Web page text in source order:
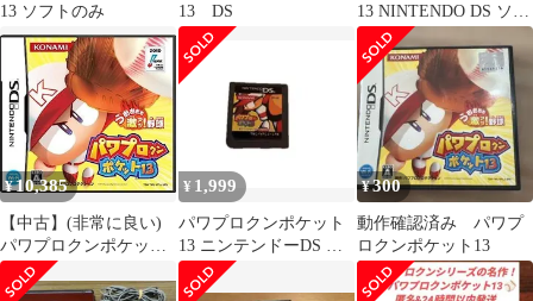
13 ソフトのみ
13 DS
13 NINTENDO DS ソフ
ト
¥10,385
【中古】(非常に良い)
パワプロクンポケット
13 - DS
¥ 1,999
パワプロクンポケット
13 ニンテンドーDS ソ
フトのみ Nintendo
¥300
動作確認済み パワプ
ロクンポケット13